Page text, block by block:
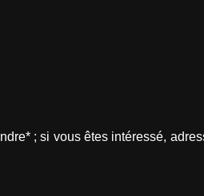
; si vous êtes intéressé,